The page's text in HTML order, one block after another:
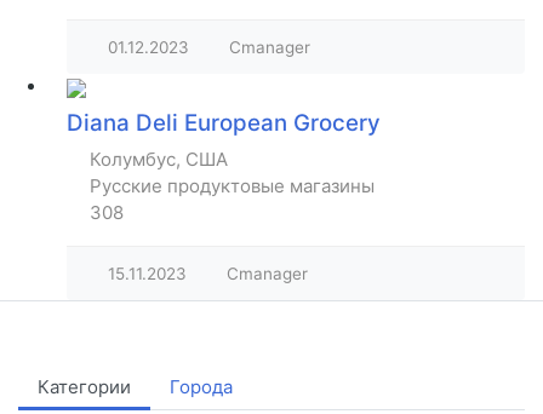
01.12.2023 Cmanager
Diana Deli European Grocery
Колумбус, США
Русские продуктовые магазины
308
15.11.2023 Cmanager
Категории Города